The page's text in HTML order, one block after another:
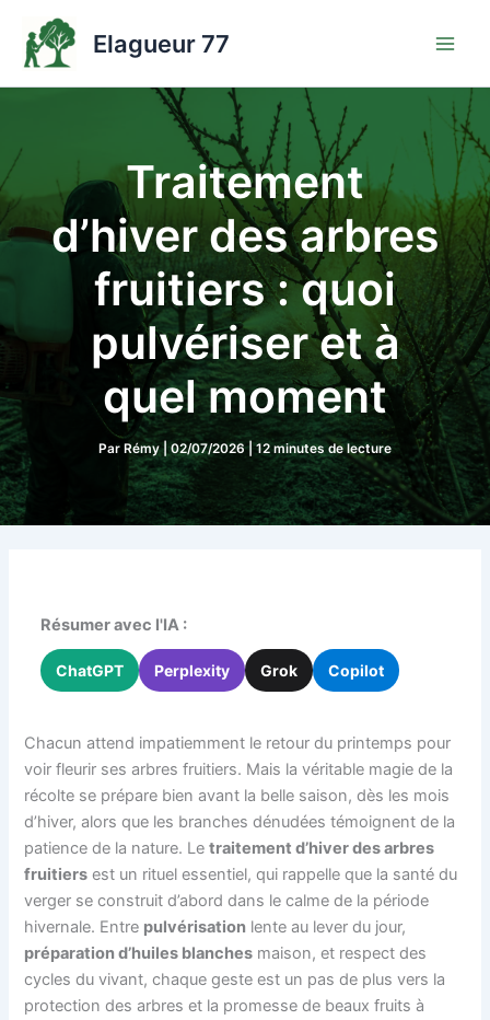
contenu
Elagueur 77
Traitement
d’hiver des arbres
fruitiers : quoi
pulvériser et à
quel moment
Par Rémy|02/07/2026|12 minutes de lecture
Résumer avec l'IA :
ChatGPT Perplexity Grok Copilot
Chacun attend impatiemment le retour du printemps pour
voir fleurir ses arbres fruitiers. Mais la véritable magie de la
récolte se prépare bien avant la belle saison, dès les mois
d’hiver, alors que les branches dénudées témoignent de la
patience de la nature. Letraitement d’hiver des arbres
fruitiers est un rituel essentiel, qui rappelle que la santé du
verger se construit d’abord dans le calme de la période
hivernale. Entre pulvérisation lente au lever du jour,
préparation d’huiles blanches maison, et respect des
cycles du vivant, chaque geste est un pas de plus vers la
protection des arbres et la promesse de beaux fruits à